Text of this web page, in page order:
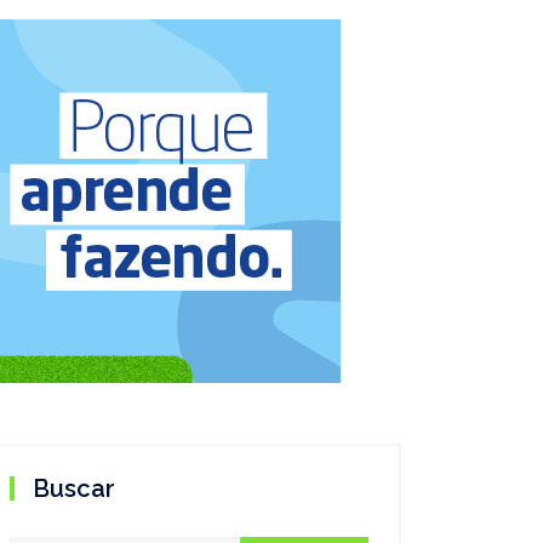
Buscar